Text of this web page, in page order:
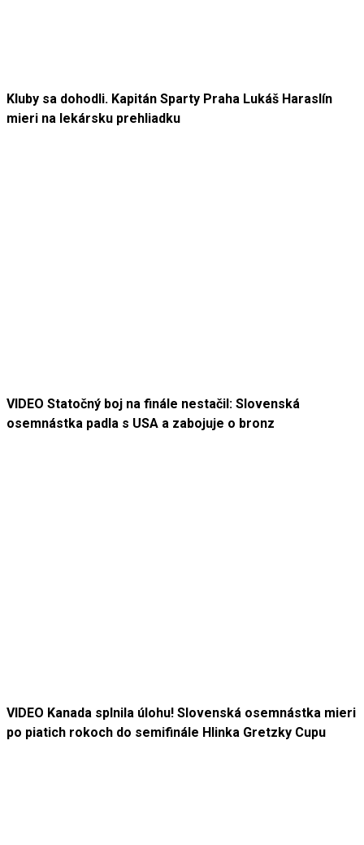
Kluby sa dohodli. Kapitán Sparty Praha Lukáš Haraslín
mieri na lekársku prehliadku
VIDEO Statočný boj na finále nestačil: Slovenská
osemnástka padla s USA a zabojuje o bronz
VIDEO Kanada splnila úlohu! Slovenská osemnástka mieri
po piatich rokoch do semifinále Hlinka Gretzky Cupu